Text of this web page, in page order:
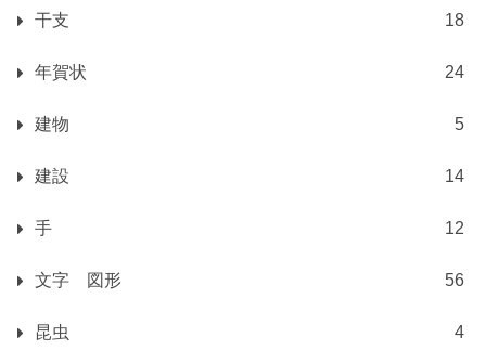
干支 18
年賀状 24
建物 5
建設 14
手 12
文字 図形 56
昆虫 4